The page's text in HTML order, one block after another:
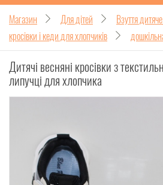
Магазин Для дітей
Взуття
кросівки і кеди для хлопчиків
Дитячі весняні кросівки з
липучці для хлопчика